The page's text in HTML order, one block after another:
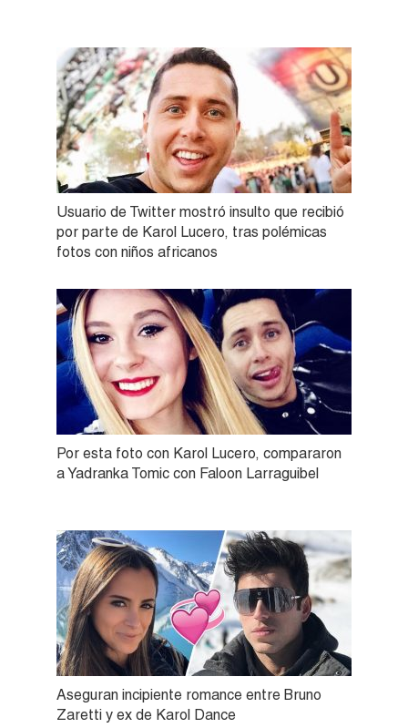
Usuario de Twitter mostró insulto que recibió
por parte de Karol Lucero, tras polémicas
fotos con niños africanos
Por esta foto con Karol Lucero, compararon
a Yadranka Tomic con Faloon Larraguibel
Aseguran incipiente romance entre Bruno
Zaretti y ex de Karol Dance